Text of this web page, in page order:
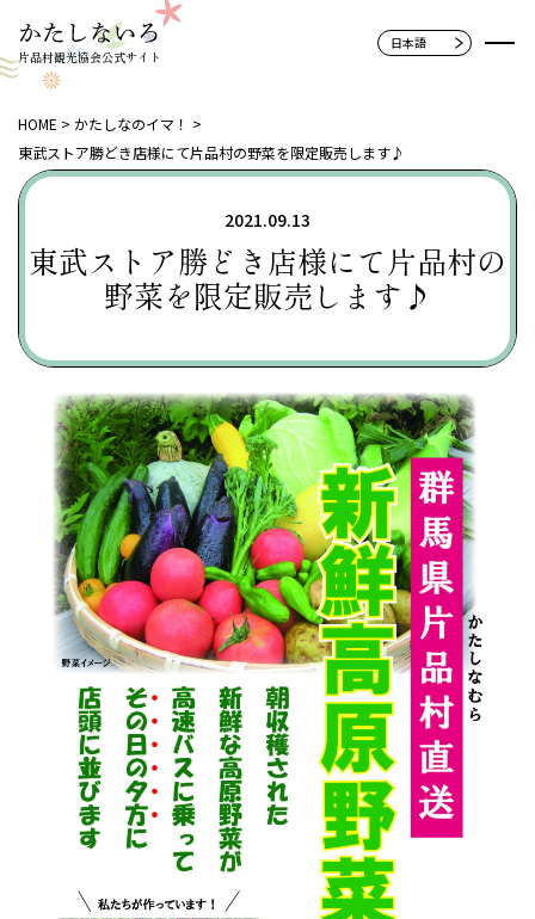
片品村観光協会公式サイト
HOME
かたしなのイマ！
東武ストア勝どき店様にて片品村の野菜を限定販売します♪
2021.09.13
東武ストア勝どき店様にて片品村の
野菜を限定販売します♪